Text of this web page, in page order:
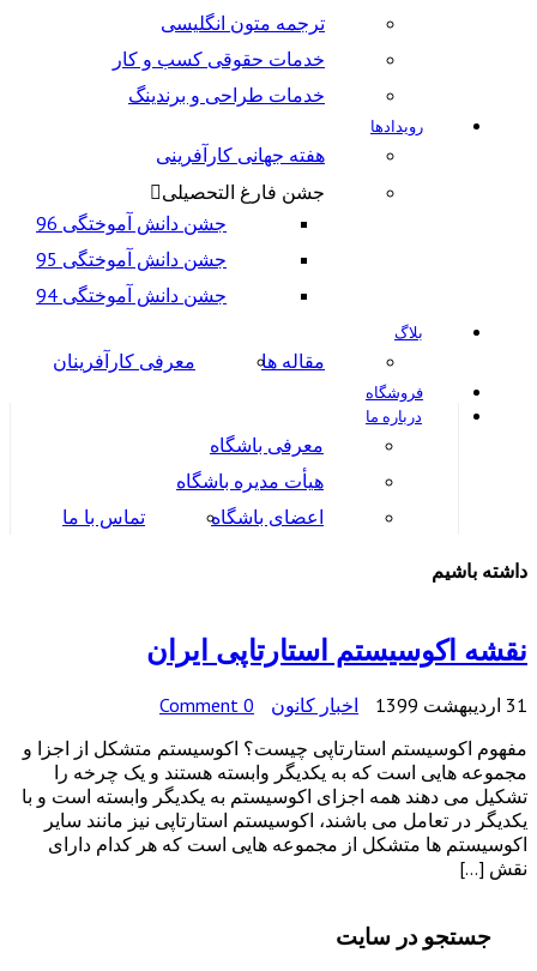
ترجمه متون انگلیسی
خدمات حقوقی کسب و کار
خدمات طراحی و برندینگ
رویدادها
هفته جهانی کارآفرینی
جشن فارغ التحصیلی
جشن دانش آموختگی 96
جشن دانش آموختگی 95
جشن دانش آموختگی 94
بلاگ
مقاله ها معرفی کارآفرینان
فروشگاه
درباره ما
معرفی باشگاه
هیأت مدیره باشگاه
اعضای باشگاه
تماس با ما
داشته باشیم
نقشه اکوسیستم استارتاپی ایران
31 اردیبهشت 1399 اخبار کانون
0 Comment
مفهوم اکوسیستم استارتاپی چیست؟ اکوسیستم متشکل از اجزا و
مجموعه هایی است که به یکدیگر وابسته هستند و یک چرخه را
تشکیل می دهند همه اجزای اکوسیستم به یکدیگر وابسته است و با
یکدیگر در تعامل می باشند، اکوسیستم استارتاپی نیز مانند سایر
اکوسیستم ها متشکل از مجموعه هایی است که هر کدام دارای
نقش […]
جستجو در سایت